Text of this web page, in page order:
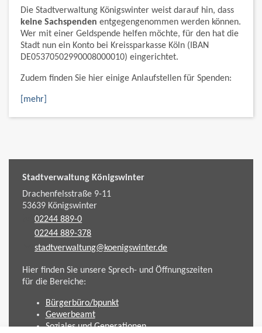
Die Stadtverwaltung Königswinter weist darauf hin, dass
keine Sachspenden entgegengenommen werden können.
Wer mit einer Geldspende helfen möchte, für den hat die
Stadt nun ein Konto bei Kreissparkasse Köln (IBAN
DE05370502990008000010) eingerichtet.
Zudem finden Sie hier einige Anlaufstellen für Spenden:
[mehr]
Stadtverwaltung Königswinter
Drachenfelsstraße 9-11
53639Königswinter
02244 889-0
02244 889-378
stadtverwaltung@koenigswinter.de
Hier finden Sie unsere Sprech- und Öffnungszeiten
für die Bereiche:
Bürgerbüro/bpunkt
Gewerbeamt
Soziales und Generationen